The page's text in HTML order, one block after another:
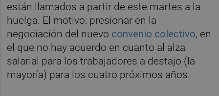
están llamados a partir de este martes a la
huelga. El motivo: presionar en la
negociación del nuevo convenio colectivo, en
el que no hay acuerdo en cuanto al alza
salarial para los trabajadores a destajo (la
mayoría) para los cuatro próximos años.